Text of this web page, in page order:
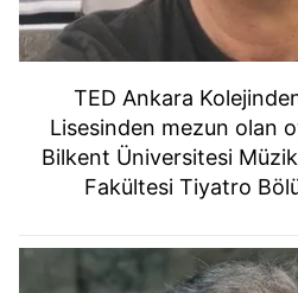
TED Ankara
Lisesinden mezun olan
Bilkent Üniversitesi
Fakültesi Tiyatro